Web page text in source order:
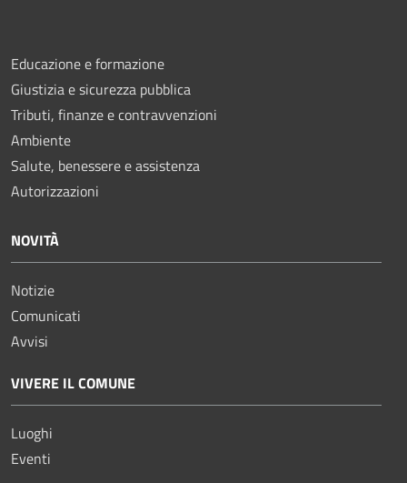
Educazione e formazione
Giustizia e sicurezza pubblica
Tributi, finanze e contravvenzioni
Ambiente
Salute, benessere e assistenza
Autorizzazioni
NOVITÀ
Notizie
Comunicati
Avvisi
VIVERE IL COMUNE
Luoghi
Eventi